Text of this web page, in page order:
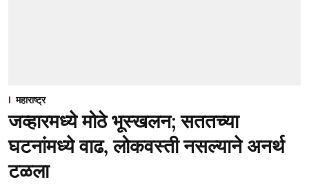
महाराष्ट्र
जव्हारमध्ये मोठे भूस्खलन; सततच्या
घटनांमध्ये वाढ, लोकवस्ती नसल्याने अनर्थ
टळला